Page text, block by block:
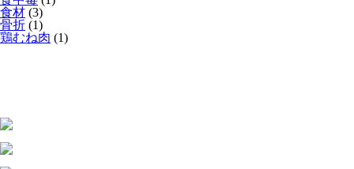
食材 (3)
骨折 (1)
鶏むね肉 (1)